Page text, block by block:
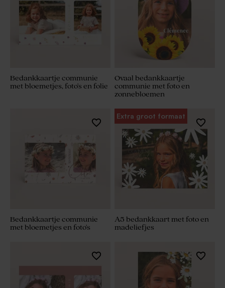
Bedankkaartje communie
met bloemetjes, foto's en folie
Ovaal bedankkaartje
communie met foto en
zonnebloemen
Bedankkaartje communie
met bloemetjes en foto's
Extra groot formaat
A5 bedankkaart met foto en
madeliefjes